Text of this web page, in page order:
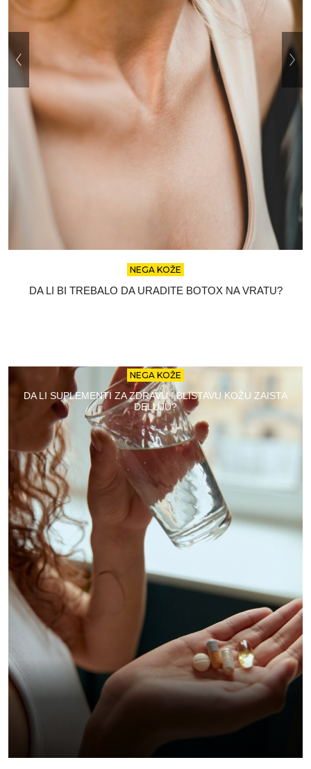
NEGA KOŽE
ZAVISNOST OD SUNČANJA JE STVARNA: ZBOG ČEGA
NEGA KOŽE
DA LI SUPLEMENTI ZA ZDRAVU I BLISTAVU KOŽU ZAISTA
DELUJU?